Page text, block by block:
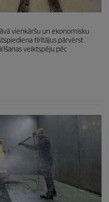
vienkāršu un ekonomisku
tīrītājus pārvērst
veiktspēju pēc